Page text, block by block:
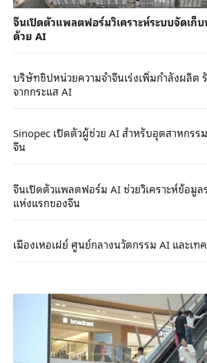
จีนเปิดตัวแพลตฟอร์มวิเคราะห์ระบบจัดเก็
ด้วย AI
บริษัทชิปหน่วยความจำจีนเร่งเพิ่มกำลังผลิต
จากกระแส AI
Sinopec เปิดตัวผู้ช่วย AI สำหรับอุตสาหกรร
จีน
จีนเปิดตัวแพลตฟอร์ม AI ช่วยวิเคราะห์ข้อมู
แห่งแรกของจีน
เมืองเหอเฝย์ ศูนย์กลางนวัตกรรม AI และเท